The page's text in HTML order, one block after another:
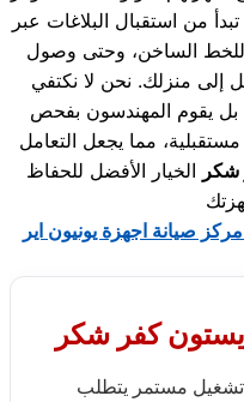
من استقبال البلاغات عبر
للخط الساخن، وحتى وصول
إلى منزلك. نحن لا نكتفي
بل يقوم المهندسون بفحص
مما يجعل التعامل
شكر الخيار الأفضل للحفاظ
مركز صيانة اجهزة يونيون اير
كفر شكر
مستمر يتطلب